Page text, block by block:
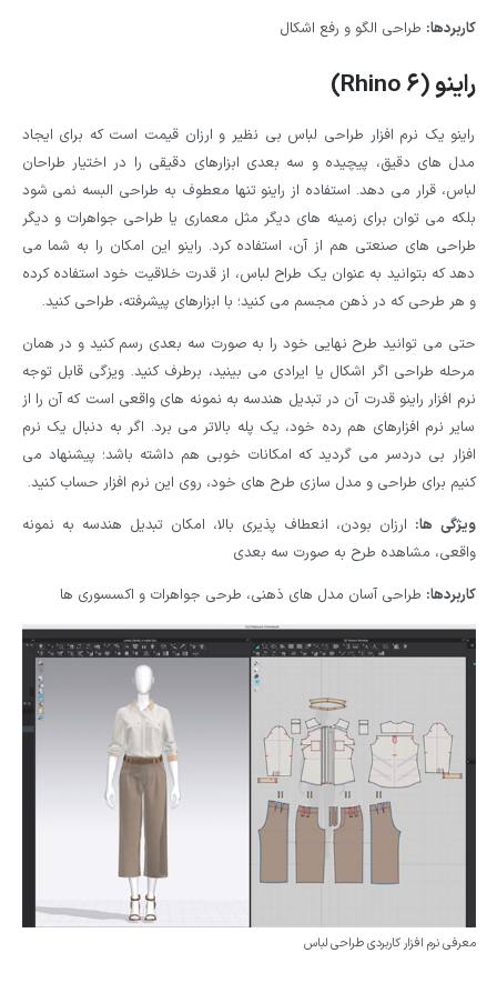
کاربردها: طراحی الگو و رفع اشکال
راینو (Rhino ۶)
راینو یک نرم افزار طراحی لباس بی نظیر و ارزان قیمت است که برای ایجاد
مدل‌ های دقیق، پیچیده و سه بعدی ابزارهای دقیقی را در اختیار طراحان
لباس، قرار می‌ دهد. استفاده از راینو تنها معطوف به طراحی البسه نمی شود
بلکه می توان برای زمینه های دیگر مثل معماری یا طراحی جواهرات و دیگر
طراحی های صنعتی هم از آن، استفاده کرد. راینو این امکان را به شما می
دهد که بتوانید به عنوان یک طراح لباس، از قدرت خلاقیت خود استفاده کرده
و هر طرحی که در ذهن مجسم می کنید؛ با ابزارهای پیشرفته، طراحی کنید.
حتی می توانید طرح نهایی خود را به صورت سه بعدی رسم کنید و در همان
مرحله طراحی اگر اشکال یا ایرادی می بینید، برطرف کنید. ویزگی قابل توجه
نرم افزار راینو قدرت آن در تبدیل هندسه به نمونه های واقعی است که آن را از
سایر نرم افزارهای هم رده خود، یک پله بالاتر می برد. اگر به دنبال یک نرم
افزار بی دردسر می گردید که امکانات خوبی هم داشته باشد؛ پیشنهاد می
کنیم برای طراحی و مدل سازی طرح های خود، روی این نرم افزار حساب کنید.
ویژگی ها: ارزان بودن، انعطاف پذیری بالا، امکان تبدیل هندسه به نمونه
واقعی، مشاهده طرح به صورت سه بعدی
کاربردها: طراحی آسان مدل های ذهنی، طرحی جواهرات و اکسسوری ها
معرفی نرم افزار کاربردی طراحی لباس